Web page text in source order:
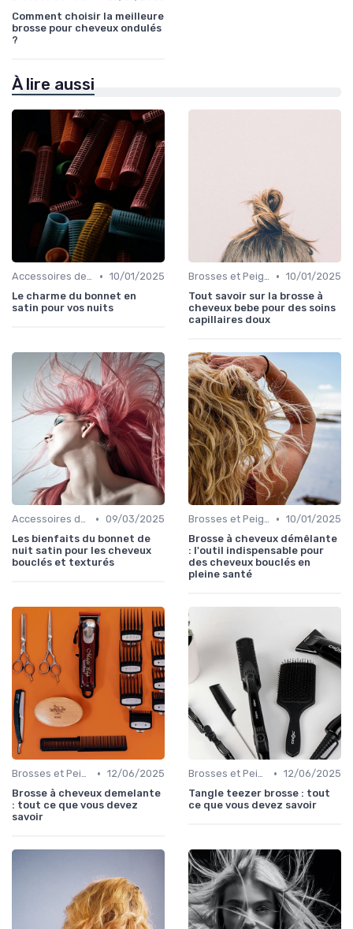
Comment choisir la meilleure
brosse pour cheveux ondulés
?
À lire aussi
Accessoires de Protection • 10/01/2025
Le charme du bonnet en
satin pour vos nuits
Brosses et Peignes Spéciaux • 10/01/2025
Tout savoir sur la brosse à
cheveux bebe pour des soins
capillaires doux
Accessoires de Protection • 09/03/2025
Les bienfaits du bonnet de
nuit satin pour les cheveux
bouclés et texturés
Brosses et Peignes Spéciaux • 10/01/2025
Brosse à cheveux démêlante
: l'outil indispensable pour
des cheveux bouclés en
pleine santé
Brosses et Peignes Spéciaux • 12/06/2025
Brosse à cheveux demelante
: tout ce que vous devez
savoir
Brosses et Peignes Spéciaux • 12/06/2025
Tangle teezer brosse : tout
ce que vous devez savoir